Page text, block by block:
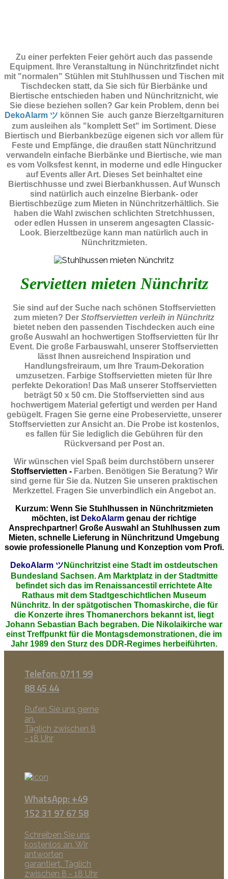
Zu einer perfekten Feier gehört auch das passende
Equipment.
Ihre Veranstaltung in Nünchritzfindet nicht
mit "normalen" Stühlen mit Stuhlhussen und Tischen mit
Tischdecken statt, da Sie sich für Bierbänke und
Biertische entschieden haben und Nünchritznicht, wie
Sie diese beziehen sollen? Gar kein Problem, denn bei
DekoAlarm ツ können Sie auch ganze Bierzeltgarnituren
zum ausleihen als "komplett Set" im Sortiment. Diese
Biertisch und Bierbankbezüge eigenen sich vor allem für
Feste und Empfänge, die draußen statt Nünchritzund
verwandeln einfache Bierbänke und Biertische, wie man
es vom Volksfest kennt, in moderne und edle Hingucker
auf Events aller Art. Dieses Set beinhaltet eine
Biertischhusse und zwei Bierbankhussen. Auf Wunsch
sind natürlich auch einzelne Bierbank- oder
Biertischbezüge zum Mieten in Nünchritzerhältlich. Sie
haben die Wahl zwischen schlichten Stretchhussen,
oder edlen Hussen in unserem angesagten Classic-
Look. Bierzeltbezüge kann man natürlich auch in
Nünchritzmieten.
Servietten mieten Nünchritz
Sie sind auf der Suche nach schönen Stoffservietten
zum mieten? Der Stoffservietten verleih in Nünchritz
bietet neben den passenden Tischdecken auch eine
große Auswahl an hochwertigen Stoffservietten für Ihr
Event. Die große Farbauswahl, unserer Stoffservietten
lässt Ihnen ausreichend Inspiration und
Handlungsfreiraum, um Ihre Traum-Dekoration
umzusetzen. Farbige Stoffservietten mieten für Ihre
perfekte Dekoration! Das Maß unserer Stoffservietten
beträgt 50 x 50 cm. Die Stoffservietten sind aus
hochwertigem Material gefertigt und werden per Hand
gebügelt. Fragen Sie gerne eine Probeserviette, unserer
Stoffservietten zur Ansicht an. Die Probe ist kostenlos,
es fallen für Sie lediglich die Gebühren für den
Rückversand per Post an.
Wir wünschen viel Spaß beim durchstöbern unserer
Stoffservietten - Farben. Benötigen Sie Beratung? Wir
sind gerne für Sie da. Nutzen Sie unseren praktischen
Merkzettel. Fragen Sie unverbindlich ein Angebot an.
Kurzum: Wenn Sie Stuhlhussen in Nünchritzmieten
möchten, ist DekoAlarm genau der richtige
Ansprechpartner! Große Auswahl an Stuhlhussen zum
Mieten, schnelle Lieferung in Nünchritzund Umgebung
sowie professionelle Planung und Konzeption vom Profi.
DekoAlarm ツ Nünchritzist eine Stadt im ostdeutschen
Bundesland Sachsen. Am Marktplatz in der Stadtmitte
befindet sich das im Renaissancestil errichtete Alte
Rathaus mit dem Stadtgeschichtlichen Museum
Nünchritz. In der spätgotischen Thomaskirche, die für
die Konzerte ihres Thomanerchors bekannt ist, liegt
Johann Sebastian Bach begraben. Die Nikolaikirche war
einst Treffpunkt für die Montagsdemonstrationen, die im
Jahr 1989 den Sturz des DDR-Regimes herbeiführten.
Telefon: 0711 99
88 45 44
Rufen Sie uns gerne
an.
Täglich zwischen 8
- 18 Uhr
WhatsApp: +49
152 31 97 67 58
Schreiben Sie uns
kostenlos an. Wir
antworten
garantiert. Täglich
zwischen 8 - 18 Uhr